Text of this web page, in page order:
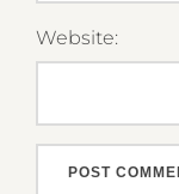
Website: